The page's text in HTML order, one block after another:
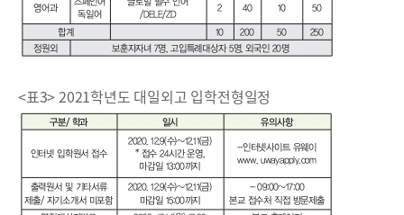
<표3> 2021학년도 대일외고 입학전형일정